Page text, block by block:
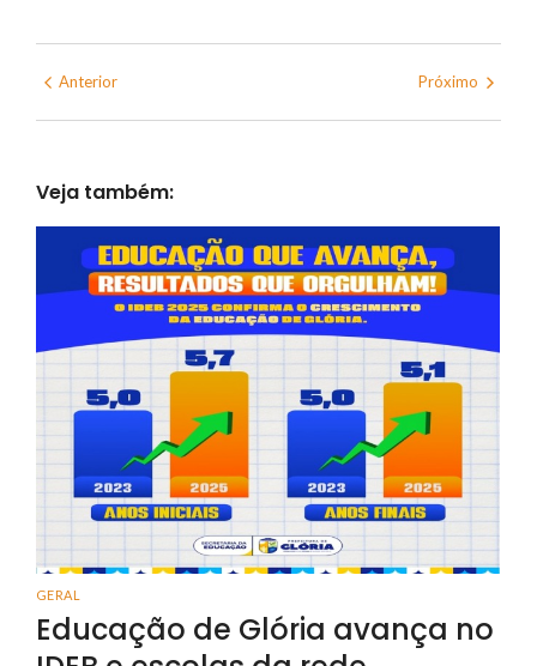
Anterior Próximo
Veja também:
GERAL
Educação de Glória avança no